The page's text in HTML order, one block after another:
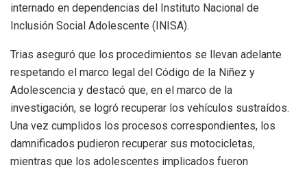
internado en dependencias del Instituto Nacional de
Inclusión Social Adolescente (INISA).
Trias aseguró que los procedimientos se llevan adelante
respetando el marco legal del Código de la Niñez y
Adolescencia y destacó que, en el marco de la
investigación, se logró recuperar los vehículos sustraídos.
Una vez cumplidos los procesos correspondientes, los
damnificados pudieron recuperar sus motocicletas,
mientras que los adolescentes implicados fueron